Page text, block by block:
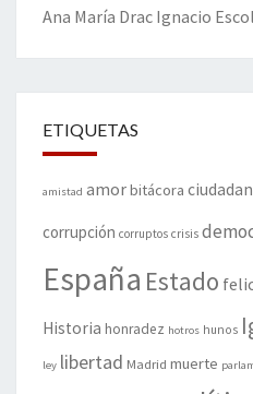
Ana María Drac Ignacio
ETIQUETAS
amistad amorbitácora
corrupción corruptos crisis
España Estado
Historia honradez hotros hunos
ley libertad Madrid muerte